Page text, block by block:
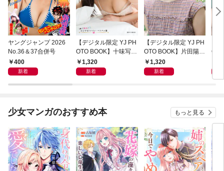
ヤングジャンプ 2026
No.36＆37合併号
400
新着
【デジタル限定 YJ PH
OTO BOOK】十味写真
集「続・『ぽみ』！？
どこでもトレイン・ベ
1,320
新着
【デジタル限定 YJ PH
OTO BOOK】片田陽依
写真集「羽色日和」
1,320
新着
リ」
少女マンガのおすすめ本 もっと見る